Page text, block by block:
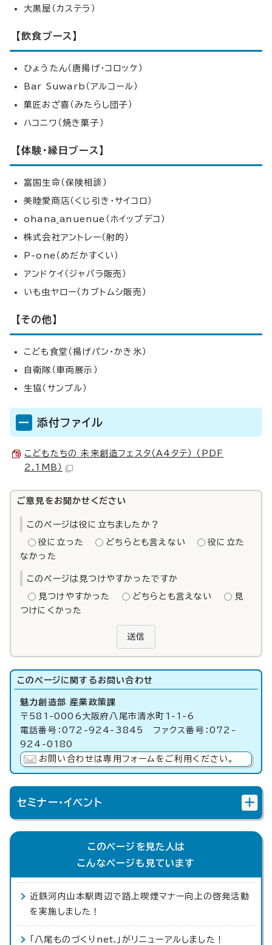
大黒屋（カステラ）
【飲食ブース】
ひょうたん（唐揚げ・コロッケ）
Bar Suwarb（アルコール）
菓匠おざ喜（みたらし団子）
ハコニワ（焼き菓子）
【体験・縁日ブース】
富国生命（保険相談）
美睦愛商店（くじ引き・サイコロ）
ohana_anuenue（ホイップデコ）
株式会社アントレー（射的）
P-one（めだかすくい）
アンドケイ（ジャバラ販売）
いも虫ヤロー（カブトムシ販売）
【その他】
こども食堂（揚げパン・かき氷）
自衛隊（車両展示）
生協（サンプル）
添付ファイル
こどもたちの 未来創造フェスタ（A4タテ） （PDF
2.1MB）
ご意見をお聞かせください
このページは役に立ちましたか？
役に立った どちらとも言えない
役に立た
なかった
このページは見つけやすかったですか
見つけやすかった どちらとも言えない
見
つけにくかった
送信
このページに関する お問い合わせ
魅力創造部 産業政策課
〒581-0006大阪府八尾市清水町1-1-6
電話番号：072-924-3845 ファクス番号：072-
924-0180
お問い合わせは専用フォームをご利用ください。
セミナー・イベント
このページを見た人は
こんなページも見ています
近鉄河内山本駅周辺で路上喫煙マナー向上の啓発活動
を実施しました！
「八尾ものづくりnet.」がリニューアルしました！